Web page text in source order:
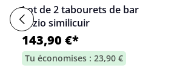
Lot de 2 tabourets de bar
Lazio similicuir
143,90 €*
Tu économises : 23,90 €